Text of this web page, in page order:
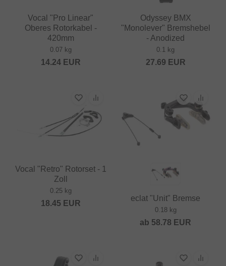
Vocal "Pro Linear"
Oberes Rotorkabel -
420mm
0.07 kg
14.24EUR
Odyssey BMX
"Monolever" Bremshebel
- Anodized
0.1 kg
27.69 EUR
Vocal "Retro" Rotorset - 1
Zoll
0.25 kg
18.45 EUR
eclat "Unit" Bremse
0.18 kg
ab 58.78 EUR